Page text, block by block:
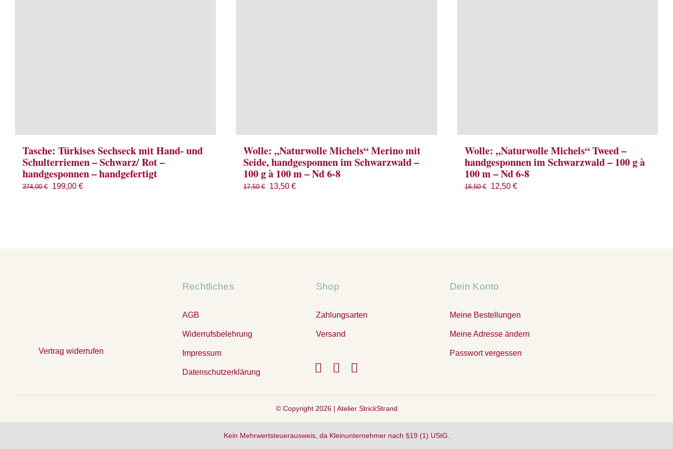
Tasche: Türkises Sechseck mit Hand- und
Schulterriemen – Schwarz/ Rot –
handgesponnen – handgefertigt
374,00€
Ursprünglicher
199,00 €Aktueller
Wolle: „Naturwolle Michels“ Merino mit
Seide, handgesponnen im Schwarzwald –
100 g à 100 m – Nd 6-8
17,50€
Ursprünglicher
13,50€Aktueller
Wolle: „Naturwolle Michels“ Tweed –
handgesponnen im Schwarzwald – 100 g à
100 m – Nd 6-8
16,50€
Ursprünglicher
12,50 €Aktueller
Vertrag widerrufen
Rechtliches
AGB
Widerrufsbelehrung
Impressum
Datenschutzerklärung
Shop
Zahlungsarten
Versand
Dein Konto
Meine Bestellungen
Meine Adresse ändern
Passwort vergessen
© Copyright 2026 | Atelier StrickStrand
Kein Mehrwertsteuerausweis, da Kleinunternehmer nach §19 (1) UStG.